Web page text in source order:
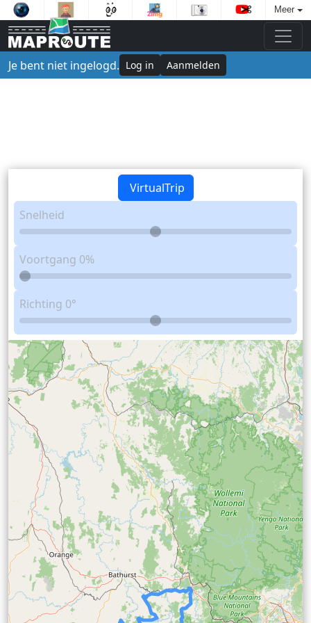
Meer
Je bent niet ingelogd. Log in Aanmelden
VirtualTrip
Snelheid
Voortgang 0%
Richting 0°